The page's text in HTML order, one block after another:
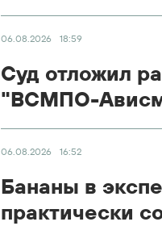
06.08.2026 18:59
Суд отложил
"ВСМПО-
06.08.2026 16:52
Бананы в
практически